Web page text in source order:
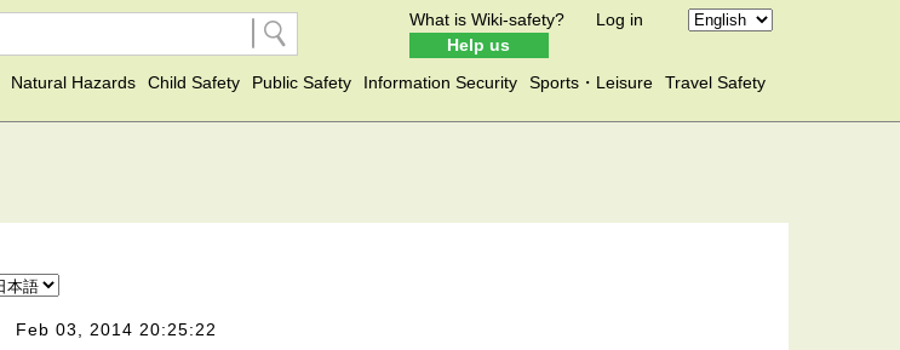
What is Wiki-safety?
Help us
Log in
Natural Hazards Child Safety Public Safety Information Security Sports・Leisure
Travel Safety
Feb 03, 2014 20:25:22